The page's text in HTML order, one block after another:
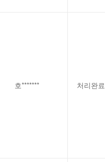
호******* 처리완료